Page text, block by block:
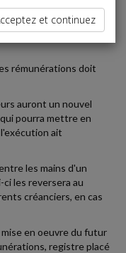
AU
rémunérations doit
auront un nouvel
pourra mettre en
ait
les mains d'un
les reversera au
créanciers, en cas
en oeuvre du futur
registre placé
et continuez